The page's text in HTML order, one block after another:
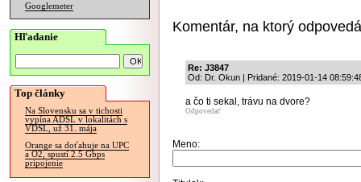
Googlemeter
Hľadanie
Top články
Na Slovensku sa v tichosti
vypína ADSL v lokalitách s
VDSL, už 31. mája
Orange sa doťahuje na UPC
a O2, spustí 2.5 Gbps
pripojenie
Komentár, na ktorý
Re: J3847
Od: Dr. Okun | Pridané: 2019-01-14
a čo ti sekal, trávu na dvore?
Odpovedať
Meno: